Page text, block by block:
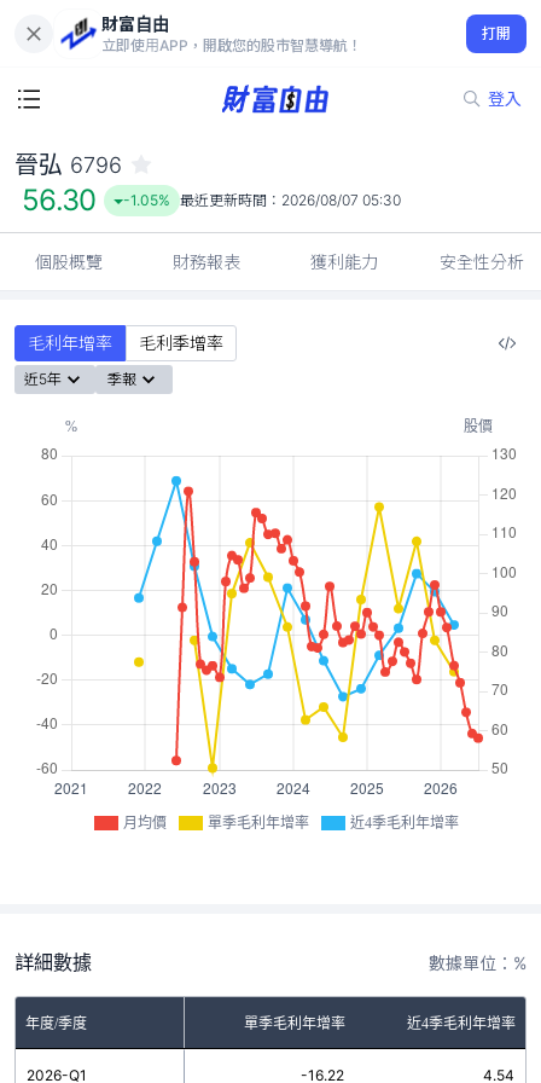
財富自由
立即使用APP，開啟您的股市智慧導航！
打開
登入
56.30
-1.05%
晉弘 6796
56.30 -1.05% 最近更新時間： 2026/08/07 05:30
個股概覽 財務報表 獲利能力 安全性分析
毛利年增率 毛利季增率
近5年 季報
月均價 單季毛利年增率 近4季毛利年增率
詳細數據 數據單位：%
年度/季度 單季毛利年增率 近4季毛利年增率
2026-Q1 -16.22 4.54